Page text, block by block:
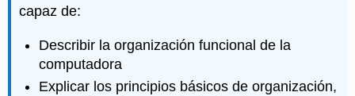
capaz de:
Describir la organización funcional de la
computadora
Explicar los principios básicos de organización,